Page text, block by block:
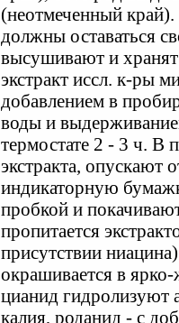
(неотмеченный
должны оставаться
высушивают и
экстракт иссл. к-ры
добавлением в
воды и
термостате 2 - 3 ч. В
экстракта, опускают
индикаторную
пробкой и
пропитается
присутствии
окрашивается в
цианид гидролизуют
калия, роданид - с